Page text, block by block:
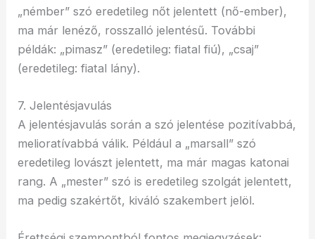
„némber” szó eredetileg nőt jelentett (nő-ember),
ma már lenéző, rosszalló jelentésű. További
példák: „pimasz” (eredetileg: fiatal fiú), „csaj”
(eredetileg: fiatal lány).
7. Jelentésjavulás
A jelentésjavulás során a szó jelentése pozitívabbá,
melioratívabbá válik. Például a „marsall” szó
eredetileg lovászt jelentett, ma már magas katonai
rang. A „mester” szó is eredetileg szolgát jelentett,
ma pedig szakértőt, kiváló szakembert jelöl.